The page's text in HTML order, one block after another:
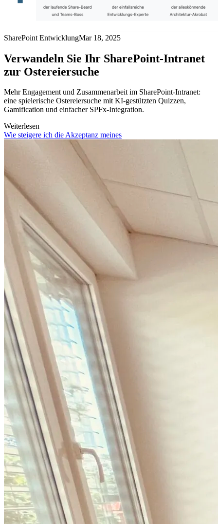
SharePoint EntwicklungMar 18, 2025
Verwandeln Sie Ihr SharePoint-Intranet
zur Ostereiersuche
Mehr Engagement und Zusammenarbeit im SharePoint‑Intranet:
eine spielerische Ostereiersuche mit KI‑gestützten Quizzen,
Gamification und einfacher SPFx‑Integration.
Weiterlesen
Wie steigere ich die Akzeptanz meines